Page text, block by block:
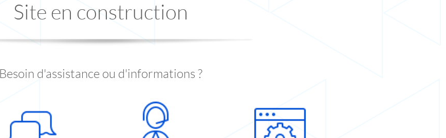
Site en construction
Besoin d'assistance ou d'informations ?